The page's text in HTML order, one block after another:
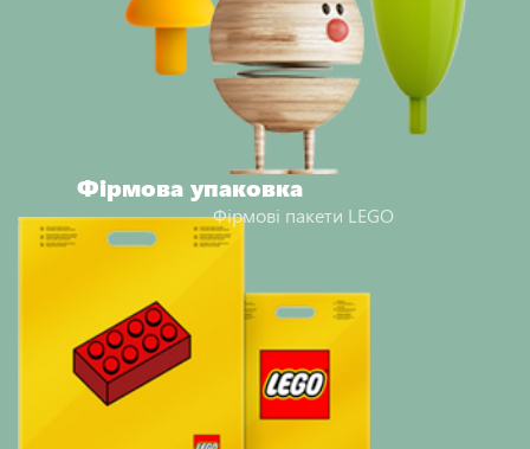
Фірмова упаковка
Фірмові пакети LEGO